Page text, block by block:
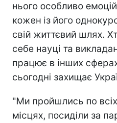
нього особливо
кожен із його
свій життєвий шлях.
себе науці та
працює в інших
сьогодні захищає
"Ми пройшлись по
місцях, посиділи за